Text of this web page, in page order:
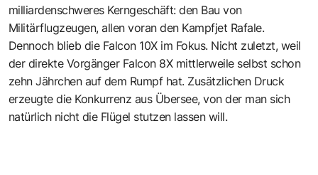
milliardenschweres Kerngeschäft: den Bau von
Militärflugzeugen, allen voran den Kampfjet Rafale.
Dennoch blieb die Falcon 10X im Fokus. Nicht zuletzt, weil
der direkte Vorgänger Falcon 8X mittlerweile selbst schon
zehn Jährchen auf dem Rumpf hat. Zusätzlichen Druck
erzeugte die Konkurrenz aus Übersee, von der man sich
natürlich nicht die Flügel stutzen lassen will.